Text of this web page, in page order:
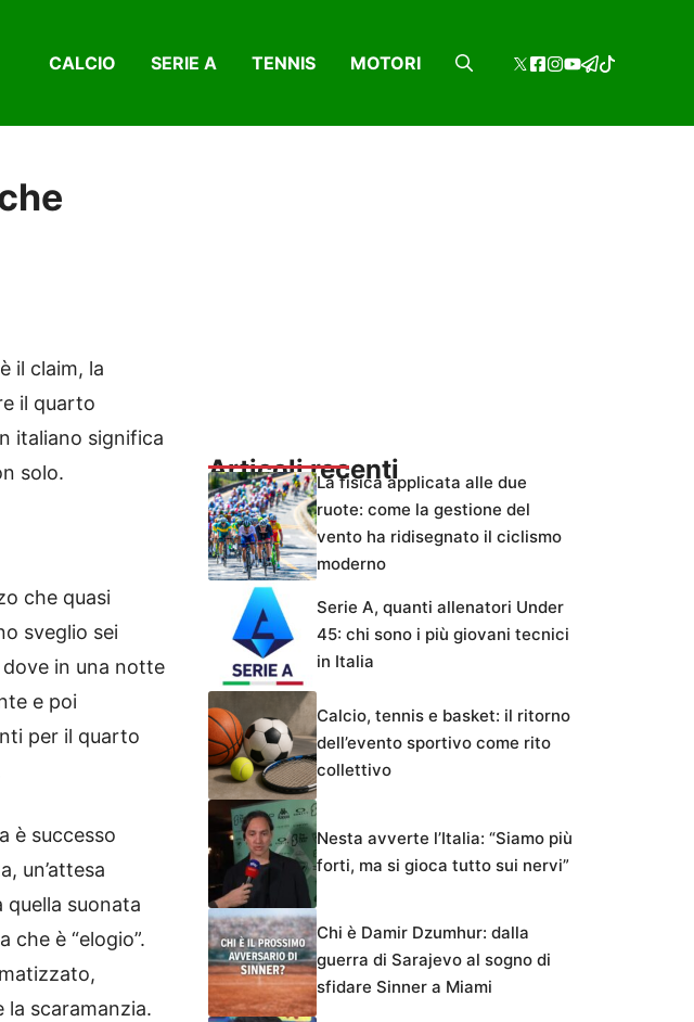
CALCIO SERIE A TENNIS MOTORI
il claim, la
il quarto
italiano significa
solo.
che quasi
sveglio sei
in una notte
e poi
per il quarto
è successo
un’attesa
suonata
che è “elogio”.
scaramanzia.
Articoli recentiLa fisica applicata alle due
ruote: come la gestione del
vento ha ridisegnato il ciclismo
moderno
Serie A, quanti allenatori Under
45: chi sono i più giovani tecnici
in Italia
Calcio, tennis e basket: il ritorno
dell’evento sportivo come rito
collettivo
Nesta avverte l’Italia: “Siamo più
forti, ma si gioca tutto sui nervi”
Chi è Damir Dzumhur: dalla
guerra di Sarajevo al sogno di
sfidare Sinner a Miami